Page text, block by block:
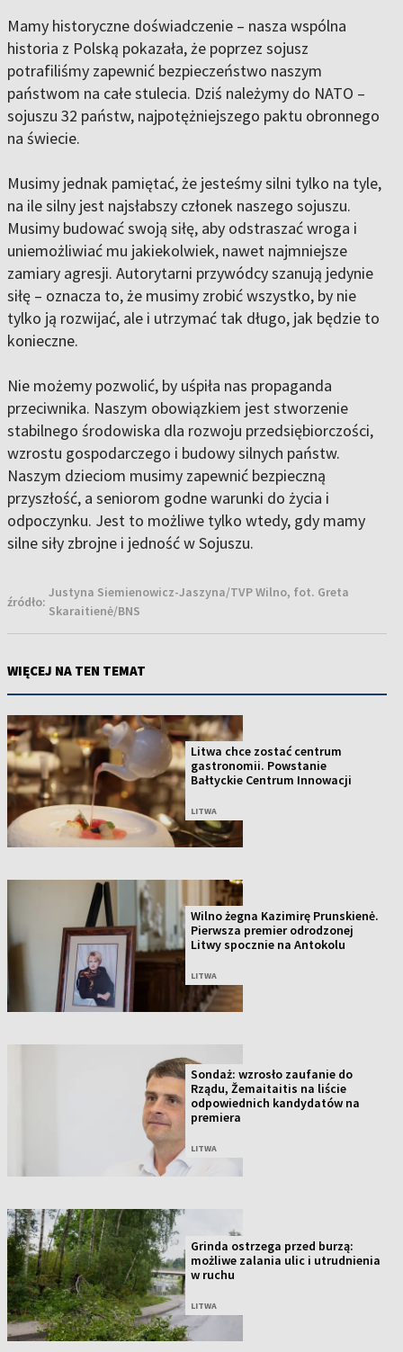
Mamy historyczne doświadczenie – nasza wspólna
historia z Polską pokazała, że poprzez sojusz
potrafiliśmy zapewnić bezpieczeństwo naszym
państwom na całe stulecia. Dziś należymy do NATO –
sojuszu 32 państw, najpotężniejszego paktu obronnego
na świecie.
Musimy jednak pamiętać, że jesteśmy silni tylko na tyle,
na ile silny jest najsłabszy członek naszego sojuszu.
Musimy budować swoją siłę, aby odstraszać wroga i
uniemożliwiać mu jakiekolwiek, nawet najmniejsze
zamiary agresji. Autorytarni przywódcy szanują jedynie
siłę – oznacza to, że musimy zrobić wszystko, by nie
tylko ją rozwijać, ale i utrzymać tak długo, jak będzie to
konieczne.
Nie możemy pozwolić, by uśpiła nas propaganda
przeciwnika. Naszym obowiązkiem jest stworzenie
stabilnego środowiska dla rozwoju przedsiębiorczości,
wzrostu gospodarczego i budowy silnych państw.
Naszym dzieciom musimy zapewnić bezpieczną
przyszłość, a seniorom godne warunki do życia i
odpoczynku. Jest to możliwe tylko wtedy, gdy mamy
silne siły zbrojne i jedność w Sojuszu.
źródło:
Justyna Siemienowicz-Jaszyna/TVP Wilno, fot. Greta
Skaraitienė/BNS
WIĘCEJ NA TEN TEMAT
Litwa chce zostać centrum
gastronomii. Powstanie
Bałtyckie Centrum Innowacji
LITWA
Wilno żegna Kazimirę Prunskienė.
Pierwsza premier odrodzonej
Litwy spocznie na Antokolu
LITWA
Sondaż: wzrosło zaufanie do
Rządu, Žemaitaitis na liście
odpowiednich kandydatów na
premiera
LITWA
Grinda ostrzega przed burzą:
możliwe zalania ulic i utrudnienia
w ruchu
LITWA